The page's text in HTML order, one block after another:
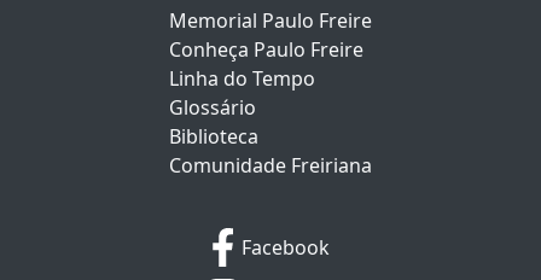
Memorial Paulo Freire
Conheça Paulo Freire
Linha do Tempo
Glossário
Biblioteca
Comunidade Freiriana
Facebook